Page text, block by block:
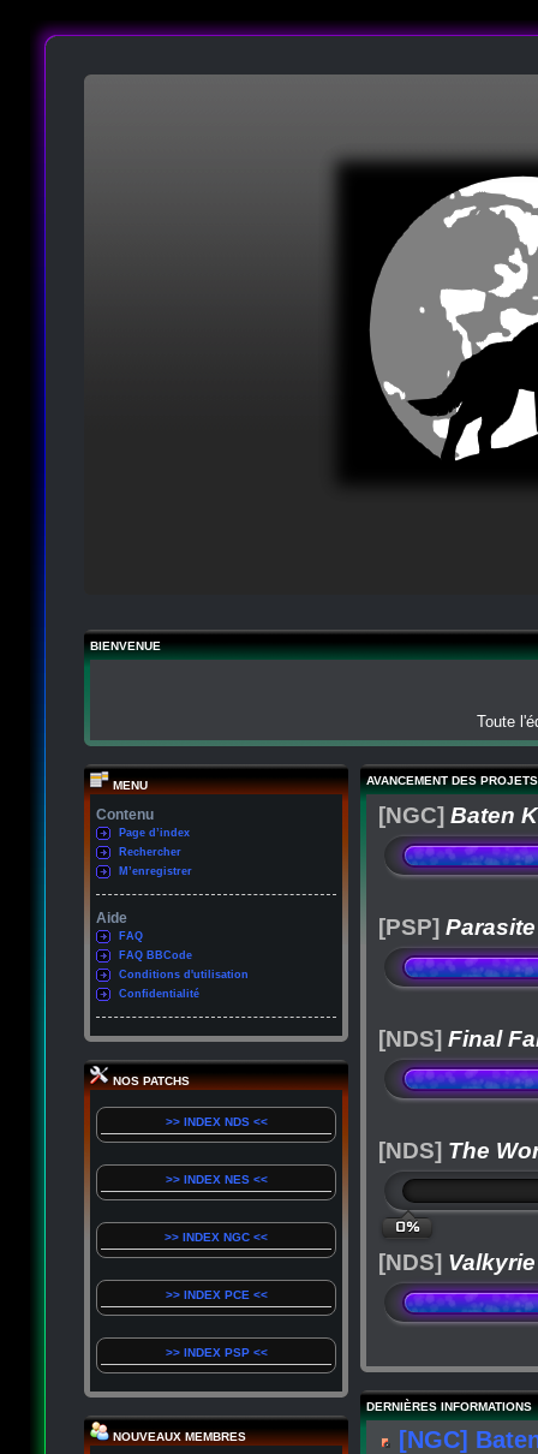
BIENVENUE
Toute
MENU
Contenu
Page d’index
Rechercher
M’enregistrer
Aide
FAQ
FAQ BBCode
Conditions d'utilisation
Confidentialité
NOS PATCHS
>> INDEX NDS <<
>> INDEX NES <<
>> INDEX NGC <<
>> INDEX PCE <<
>> INDEX PSP <<
NOUVEAUX MEMBRES
AVANCEMENT DES PROJETS
[NGC] Baten
[PSP]
[NDS] Final
[NDS] The
0%
[NDS]
DERNIÈRES INFORMATIONS
[NGC]